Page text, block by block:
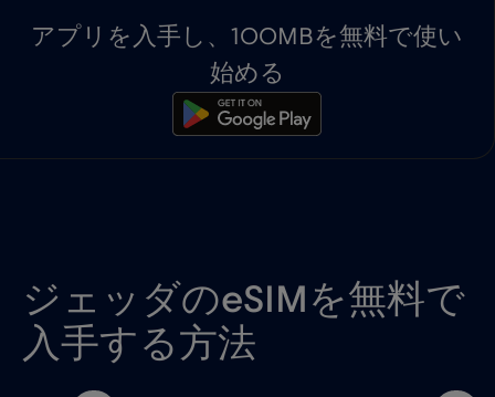
アプリを入手し、100MBを無料で使い
始める
ジェッダのeSIMを無料で
入手する方法